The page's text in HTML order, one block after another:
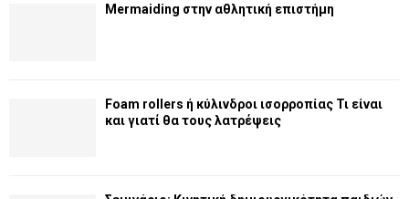
Mermaiding στην αθλητική επιστήμη
Foam rollers ή κύλινδροι ισορροπίας Τι είναι
και γιατί θα τους λατρέψεις